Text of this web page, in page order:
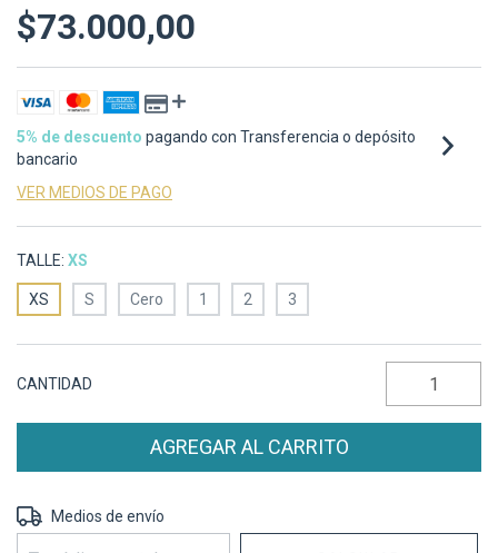
$73.000,00
5% de descuento pagando con Transferencia o depósito
bancario
VER MEDIOS DE PAGO
TALLE: XS
XS S Cero 1 2 3
CANTIDAD
Entregas para el CP:
Medios de envío